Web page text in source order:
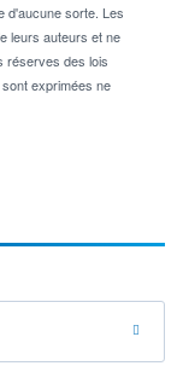
d'aucune sorte. Les
leurs auteurs et ne
réserves des lois
exprimées ne